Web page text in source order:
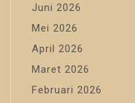
Juni 2026
Mei 2026
April 2026
Maret 2026
Februari 2026